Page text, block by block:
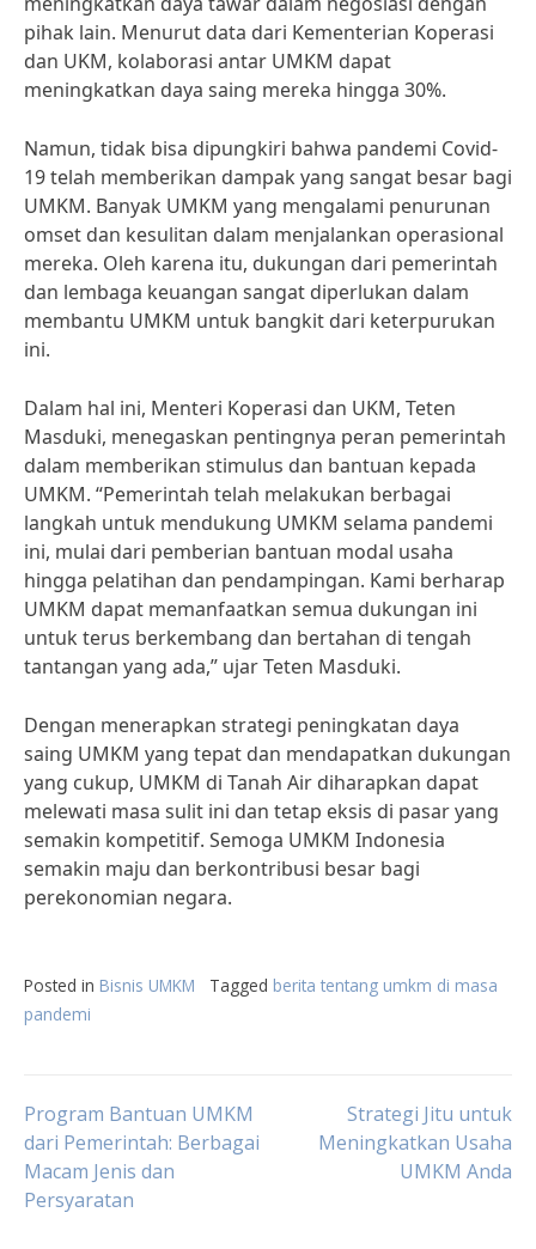
pihak lain. Menurut data dari Kementerian Koperasi
dan UKM, kolaborasi antar UMKM dapat
meningkatkan daya saing mereka hingga 30%.
Namun, tidak bisa dipungkiri bahwa pandemi Covid-
19 telah memberikan dampak yang sangat besar bagi
UMKM. Banyak UMKM yang mengalami penurunan
omset dan kesulitan dalam menjalankan operasional
mereka. Oleh karena itu, dukungan dari pemerintah
dan lembaga keuangan sangat diperlukan dalam
membantu UMKM untuk bangkit dari keterpurukan
ini.
Dalam hal ini, Menteri Koperasi dan UKM, Teten
Masduki, menegaskan pentingnya peran pemerintah
dalam memberikan stimulus dan bantuan kepada
UMKM. “Pemerintah telah melakukan berbagai
langkah untuk mendukung UMKM selama pandemi
ini, mulai dari pemberian bantuan modal usaha
hingga pelatihan dan pendampingan. Kami berharap
UMKM dapat memanfaatkan semua dukungan ini
untuk terus berkembang dan bertahan di tengah
tantangan yang ada,” ujar Teten Masduki.
Dengan menerapkan strategi peningkatan daya
saing UMKM yang tepat dan mendapatkan dukungan
yang cukup, UMKM di Tanah Air diharapkan dapat
melewati masa sulit ini dan tetap eksis di pasar yang
semakin kompetitif. Semoga UMKM Indonesia
semakin maju dan berkontribusi besar bagi
perekonomian negara.
Posted in Bisnis UMKM Tagged berita tentang umkm di masa
pandemi
Post
navigation
Program Bantuan UMKM
dari Pemerintah: Berbagai
Macam Jenis dan
Persyaratan
Strategi Jitu untuk
Meningkatkan Usaha
UMKM Anda